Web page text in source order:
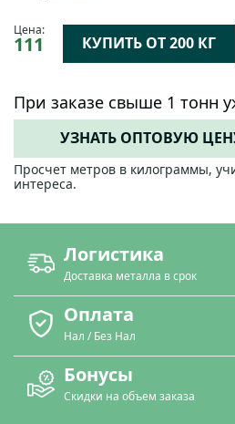
Цена:
111 КУПИТЬ ОТ 200 КГ
При заказе свыше 1 тонн
УЗНАТЬ ОПТОВУЮ
Просчет метров в килограммы,
интереса.
Логистика
Доставка металла в срок
Оплата
Нал / Без Нал
Бонусы
Скидки на объем заказа